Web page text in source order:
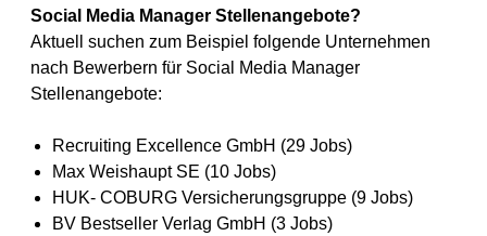
Social Media Manager Stellenangebote?
Aktuell suchen zum Beispiel folgende Unternehmen
nach Bewerbern für Social Media Manager
Stellenangebote:
Recruiting Excellence GmbH (29 Jobs)
Max Weishaupt SE (10 Jobs)
HUK- COBURG Versicherungsgruppe (9 Jobs)
BV Bestseller Verlag GmbH (3 Jobs)